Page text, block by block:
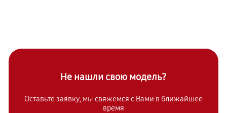
Не нашли свою модель?
Оставьте заявку, мы свяжемся с Вами в ближайшее
время